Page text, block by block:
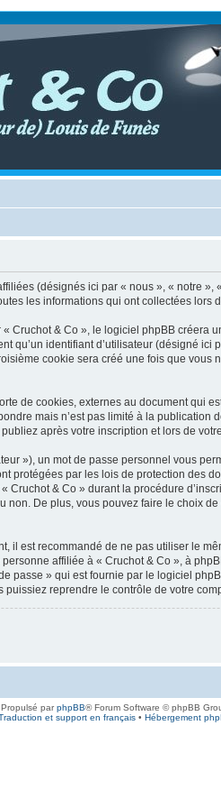
(désignés ici par « nous », « notre
les informations qui ont collectées
Cruchot & Co », le logiciel phpBB
identifiant d’utilisateur (désigné
cookie sera créé une fois que
de cookies, externes au document
mais n’est pas limité à la
après votre inscription et lors de
»), un mot de passe personnel vous
protégées par les lois de protection des
& Co » durant la procédure
De plus, vous pouvez faire le choix
est recommandé de ne pas utiliser le
affiliée à « Cruchot & Co », à
passe » qui est fournie par le logiciel
reprendre le contrôle de votre
Propulsé parphpBB® Forum Software © phpBB
et support en français• Hébergement